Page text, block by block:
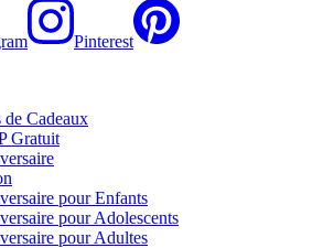
Pinterest
de Cadeaux
Gratuit
pour Enfants
pour Adolescents
pour Adultes